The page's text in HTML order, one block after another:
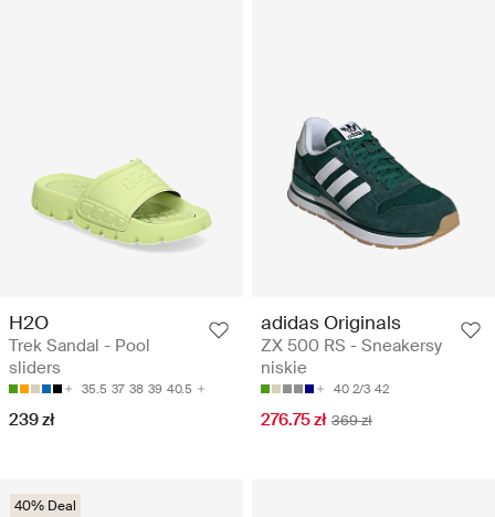
H2O
Trek Sandal - Pool
sliders
35.5 37 38 39 40.5
239 zł
adidas Originals
ZX 500 RS - Sneakersy
niskie
40 2/3 42
276.75 zł 369 zł
40% Deal